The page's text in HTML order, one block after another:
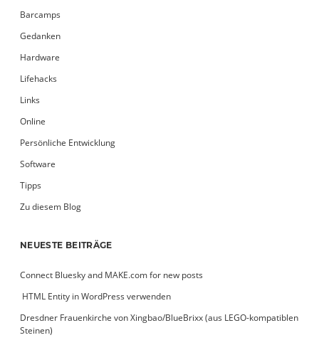
Barcamps
Gedanken
Hardware
Lifehacks
Links
Online
Persönliche Entwicklung
Software
Tipps
Zu diesem Blog
NEUESTE BEITRÄGE
Connect Bluesky and MAKE.com for new posts
­ HTML Entity in WordPress verwenden
Dresdner Frauenkirche von Xingbao/BlueBrixx (aus LEGO-kompatiblen
Steinen)